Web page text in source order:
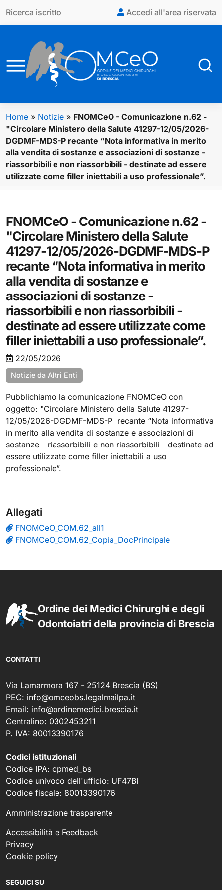
Ricerca iscritto Accedi all'area riservata
Home » Notizie » FNOMCeO - Comunicazione n.62 -
"Circolare Ministero della Salute 41297-12/05/2026-
DGDMF-MDS-P recante “Nota informativa in merito
alla vendita di sostanze e associazioni di sostanze -
riassorbibili e non riassorbibili - destinate ad essere
utilizzate come filler iniettabili a uso professionale”.
FNOMCeO - Comunicazione n.62 -
"Circolare Ministero della Salute
41297-12/05/2026-DGDMF-MDS-P
recante “Nota informativa in merito
alla vendita di sostanze e
associazioni di sostanze -
riassorbibili e non riassorbibili -
destinate ad essere utilizzate come
filler iniettabili a uso professionale”.
22/05/2026
Notizie da Altri Enti
Pubblichiamo la comunicazione FNOMCeO con
oggetto: "Circolare Ministero della Salute 41297-
12/05/2026-DGDMF-MDS-P recante “Nota informativa
in merito alla vendita di sostanze e associazioni di
sostanze - riassorbibili e non riassorbibili - destinate ad
essere utilizzate come filler iniettabili a uso
professionale”.
Allegati
FNOMCeO_COM.62_all1
FNOMCeO_COM.62_Copia_DocPrincipale
Ordine dei Medici Chirurghi e degli
Odontoiatri della provincia di Brescia
CONTATTI
Via Lamarmora 167 - 25124 Brescia (BS)
PEC: info@omceobs.legalmailpa.it
Email: info@ordinemedici.brescia.it
Centralino: 0302453211
P. IVA: 80013390176
Codici istituzionali
Codice IPA: opmed_bs
Codice univoco dell'ufficio: UF47BI
Codice fiscale: 80013390176
Amministrazione trasparente
Accessibilità e Feedback
Privacy
Cookie policy
SEGUICI SU